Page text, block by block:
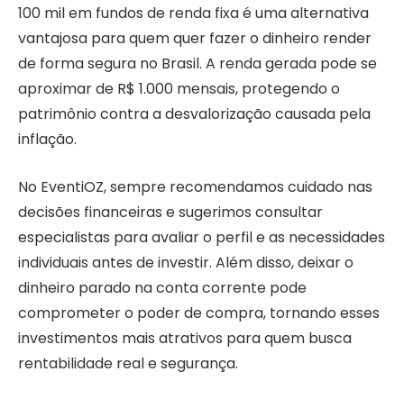
100 mil em fundos de renda fixa é uma alternativa
vantajosa para quem quer fazer o dinheiro render
de forma segura no Brasil. A renda gerada pode se
aproximar de R$ 1.000 mensais, protegendo o
patrimônio contra a desvalorização causada pela
inflação.
No EventiOZ, sempre recomendamos cuidado nas
decisões financeiras e sugerimos consultar
especialistas para avaliar o perfil e as necessidades
individuais antes de investir. Além disso, deixar o
dinheiro parado na conta corrente pode
comprometer o poder de compra, tornando esses
investimentos mais atrativos para quem busca
rentabilidade real e segurança.